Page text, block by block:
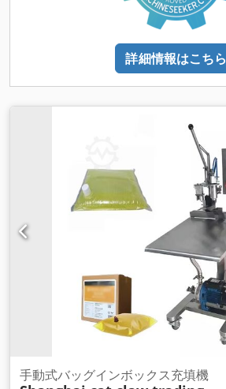
詳細情報はこちら
手動式バッグインボックス充填機